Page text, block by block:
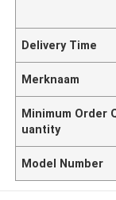
Delivery Time
Merknaam
Minimum Order
uantity
Model Number